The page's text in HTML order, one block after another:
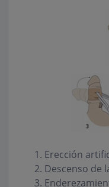
Erección
Descenso de